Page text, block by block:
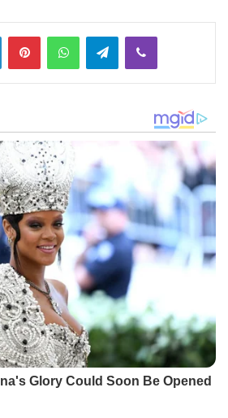
LinkedInPinterestWhatsAppTelegramViber